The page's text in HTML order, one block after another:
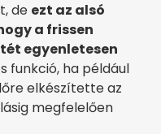
de ezt az alsó
a frissen
egyenletesen
funkció, ha például
elkészítette az
megfelelően